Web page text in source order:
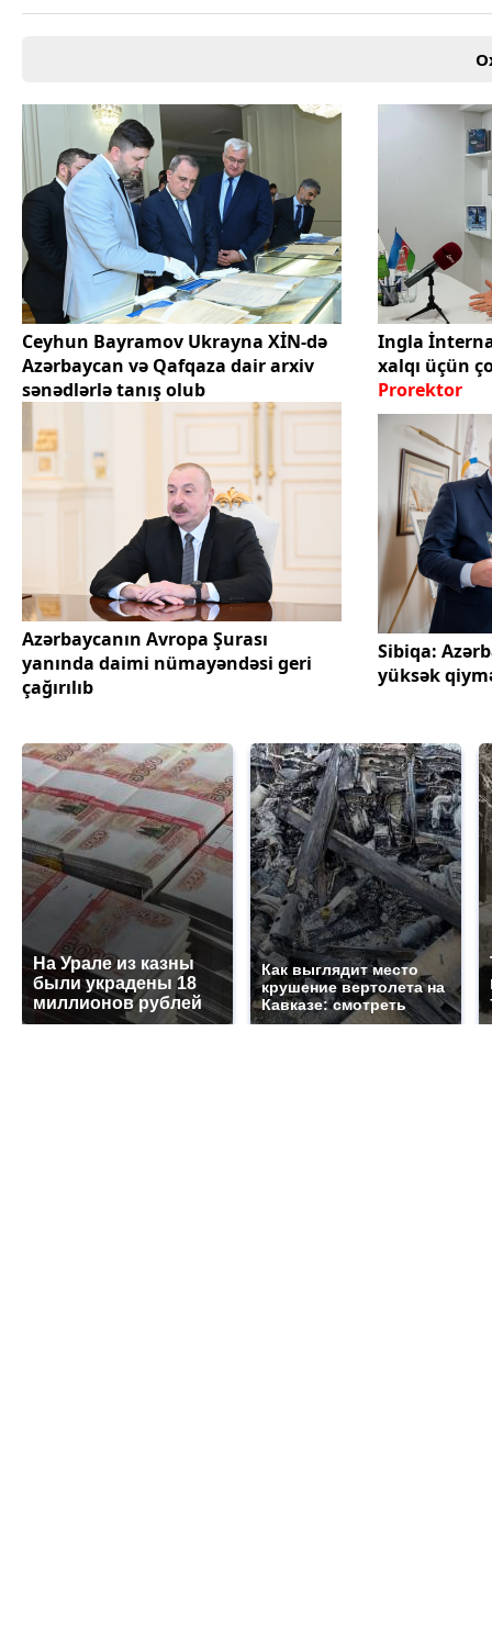
Ceyhun Bayramov Ukrayna XİN-də
Azərbaycan və Qafqaza dair arxiv
sənədlərlə tanış olub
Ingla
xalqı üçün
Prorektor
Azərbaycanın Avropa Şurası
yanında daimi nümayəndəsi geri
çağırılıb
Sibiqa:
yüksək
На Урале из казны
были украдены 18
миллионов рублей
Как выглядит место
крушение вертолета на
Кавказе: смотреть